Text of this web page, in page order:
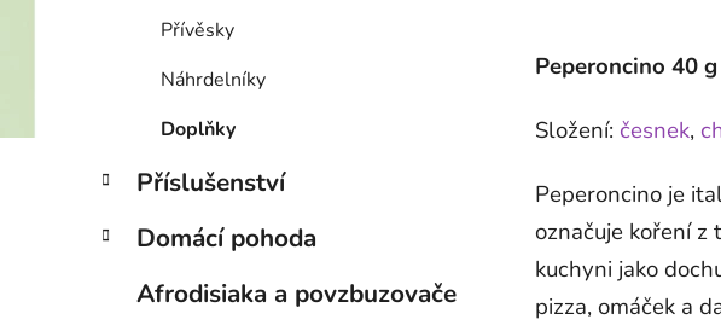
Přívěsky
Náhrdelníky
Doplňky
Příslušenství
Domácí pohoda
Afrodisiaka a povzbuzovače
Peperoncino 40
Složení: česnek,
Peperoncino je
označuje koření z
kuchyni jako
pizza, omáček a